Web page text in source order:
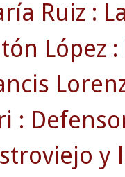
Ruiz :
López :
:
y